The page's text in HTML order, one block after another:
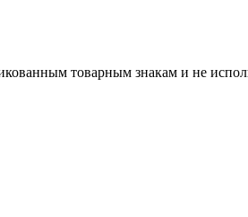
товарным знакам и не